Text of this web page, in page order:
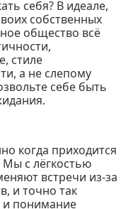
себя? В идеале,
собственных
общество всё
стиле
а не слепому
себе быть
когда приходится
Мы с лёгкостью
встречи из-за
и точно так
и понимание